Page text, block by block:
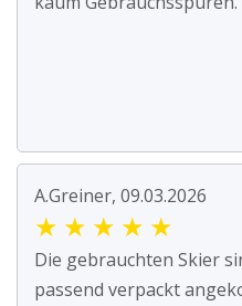
A.Greiner, 09.03.2026
★ ★ ★ ★ ★
Die gebrauchten Skier
passend verpackt